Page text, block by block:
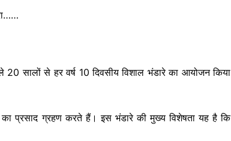
सालों से हर वर्ष 10 दिवसीय विशाल भंडारे का आयोजन किया
प्रसाद ग्रहण करते हैं। इस भंडारे की मुख्य विशेषता यह है कि